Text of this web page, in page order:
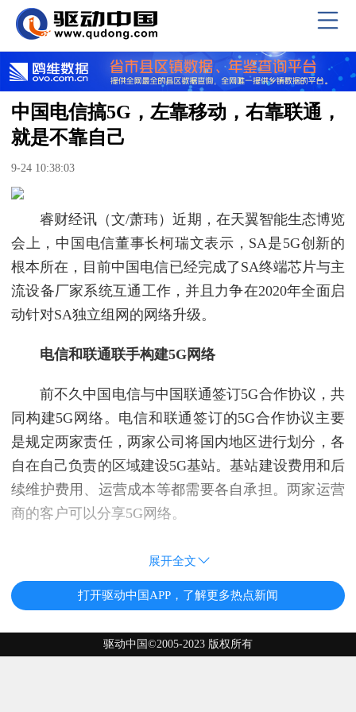
中国电信搞5G，左靠移动，右靠联通，
就是不靠自己
9-24 10:38:03
睿财经讯（文/萧玮）近期，在天翼智能生态博览
会上，中国电信董事长柯瑞文表示，SA是5G创新的
根本所在，目前中国电信已经完成了SA终端芯片与主
流设备厂家系统互通工作，并且力争在2020年全面启
动针对SA独立组网的网络升级。
电信和联通联手构建5G网络
前不久中国电信与中国联通签订5G合作协议，共
同构建5G网络。电信和联通签订的5G合作协议主要
是规定两家责任，两家公司将国内地区进行划分，各
自在自己负责的区域建设5G基站。基站建设费用和后
续维护费用、运营成本等都需要各自承担。两家运营
商的客户可以分享5G网络。
展开全文
打开驱动中国APP，了解更多热点新闻
驱动中国©2005-2023 版权所有